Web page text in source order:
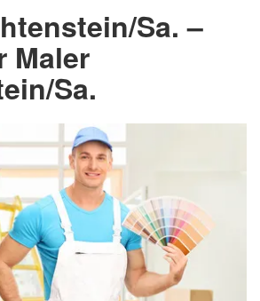
Sa. –
Maler
Sa.